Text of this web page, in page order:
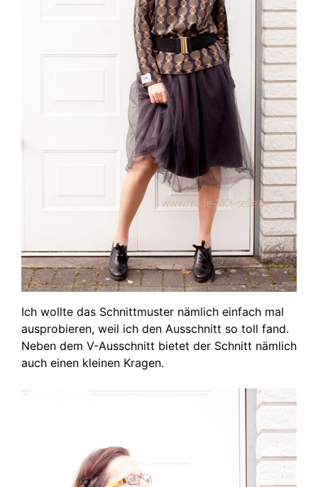
Ich wollte das Schnittmuster nämlich einfach mal
ausprobieren, weil ich den Ausschnitt so toll fand.
Neben dem V-Ausschnitt bietet der Schnitt nämlich
auch einen kleinen Kragen.